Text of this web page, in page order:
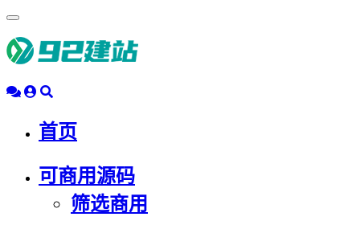
动
导
首页
可商用源码
筛选商用